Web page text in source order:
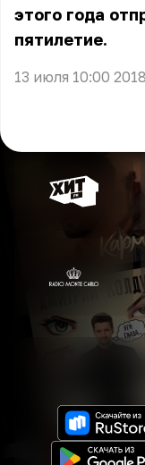
этого года
пятилетие.
13 июля 10:00 2018